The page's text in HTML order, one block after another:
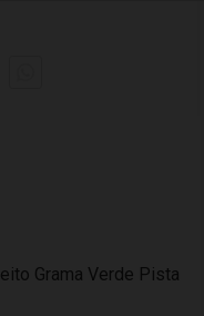
Grama Verde Pista